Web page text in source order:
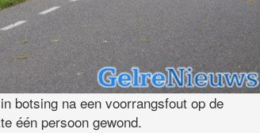
botsing na een voorrangsfout op de
één persoon gewond.